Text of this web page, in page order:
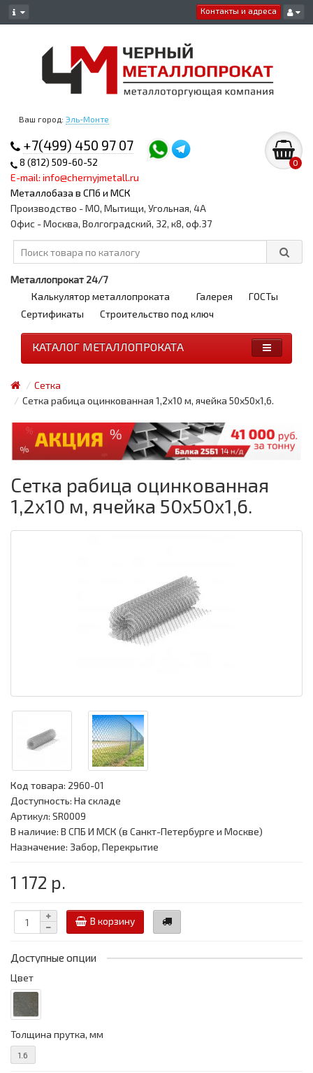
Контакты и адреса
Ваш город: Эль-Монте
+7(499) 450 97 07
8 (812) 509-60-52
E-mail: info@chernyjmetall.ru
Металлобаза в СПб и МСК
0
Производство - МО, Мытищи, Угольная, 4А
Офис - Москва, Волгоградский, 32, к8, оф.37
Металлопрокат 24/7
Калькулятор металлопроката
Галерея
ГОСТы
Сертификаты
Строительство под ключ
КАТАЛОГ МЕТАЛЛОПРОКАТА
Сетка
Сетка рабица оцинкованная 1,2x10 м, ячейка 50x50x1,6.
Сетка рабица оцинкованная
1,2x10 м, ячейка 50x50x1,6.
Код товара: 2960-01
Доступность: На складе
Артикул: SR0009
В наличие: В СПБ И МСК (в Санкт-Петербурге и Москве)
Назначение: Забор, Перекрытие
1 172 р.
В корзину
Доступные опции
Цвет
Толщина прутка, мм
1.6